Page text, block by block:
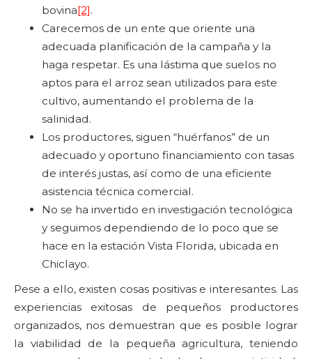
bovina[2].
Carecemos de un ente que oriente una
adecuada planificación de la campaña y la
haga respetar. Es una lástima que suelos no
aptos para el arroz sean utilizados para este
cultivo, aumentando el problema de la
salinidad.
Los productores, siguen “huérfanos” de un
adecuado y oportuno financiamiento con tasas
de interés justas, así como de una eficiente
asistencia técnica comercial.
No se ha invertido en investigación tecnológica
y seguimos dependiendo de lo poco que se
hace en la estación Vista Florida, ubicada en
Chiclayo.
Pese a ello, existen cosas positivas e interesantes. Las
experiencias exitosas de pequeños productores
organizados, nos demuestran que es posible lograr
la viabilidad de la pequeña agricultura, teniendo